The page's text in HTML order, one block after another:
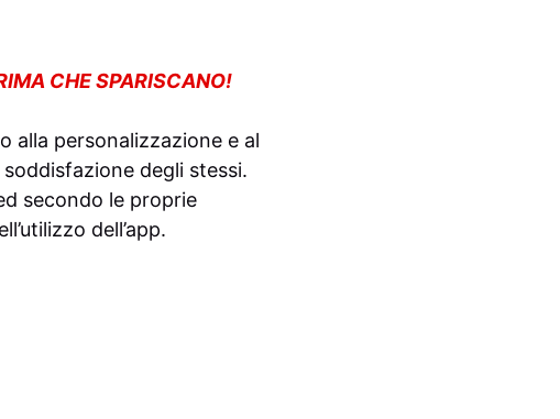
CHE SPARISCANO!
alla personalizzazione e al
degli stessi.
secondo le proprie
dell’app.